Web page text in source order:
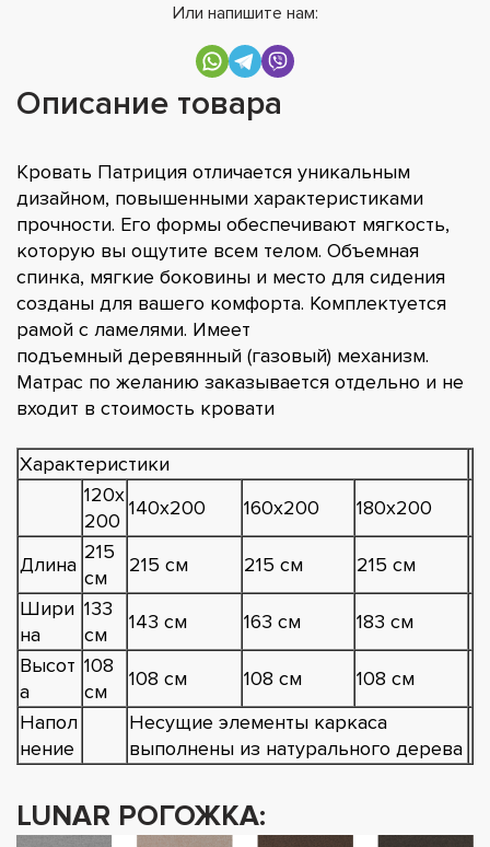
Или напишите нам:
Описание товара
Кровать Патриция отличается уникальным
дизайном, повышенными характеристиками
прочности. Его формы обеспечивают мягкость,
которую вы ощутите всем телом. Объемная
спинка, мягкие боковины и место для сидения
созданы для вашего комфорта. Комплектуется
рамой с ламелями. Имеет
подъемный деревянный (газовый) механизм.
Матрас по желанию заказывается отдельно и не
входит в стоимость кровати
Характеристики
120х
200
140х200 160х200 180х200
Длина
215
см
215 см 215 см
215 см
Шири
на
133
см
143 см 163 см
183 см
Высот
а
108
см
108 см 108 см
108 см
Напол
нение
Несущие элементы каркаса
выполнены из натурального дерева
LUNAR РОГОЖКА: